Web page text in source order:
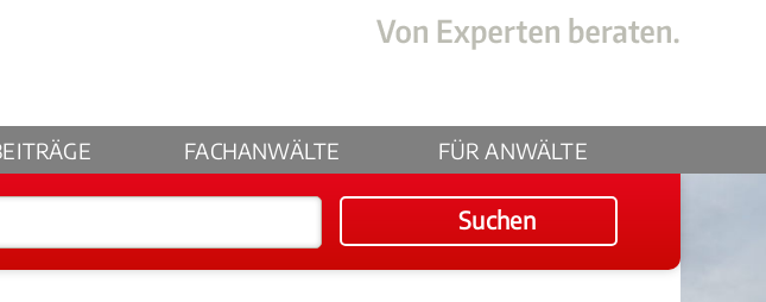
FACHANWÄLTE FÜR ANWÄLTE
Suchen